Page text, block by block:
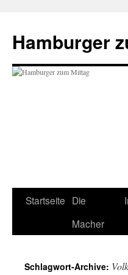
Hamburger
Zum
Startseite Die
Macher
Schlagwort-Archive: